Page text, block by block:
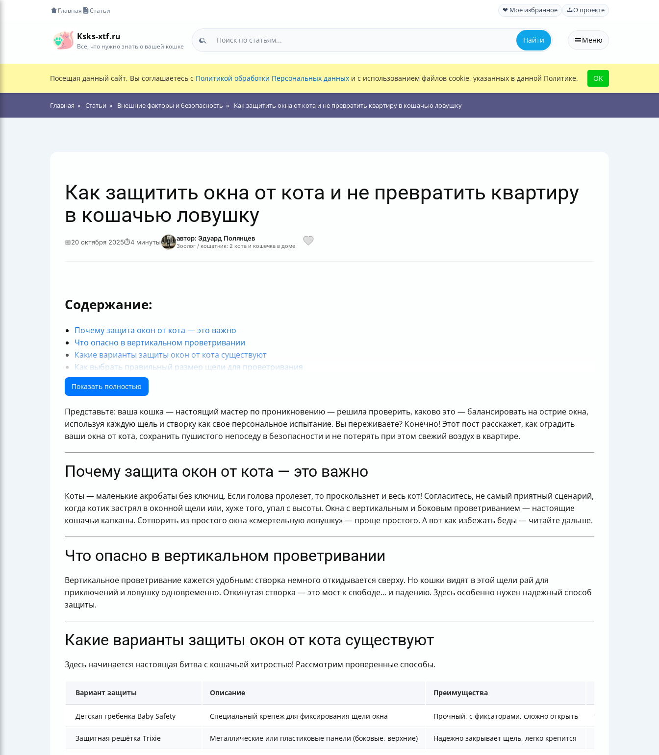
Главная Статьи ❤ Моё избранное О проекте
Ksks-xtf.ru
Все, что нужно знать о вашей кошке
Найти Меню
Посещая данный сайт, Вы соглашаетесь с Политикой обработки Персональных данных и с использованием файлов cookie, указанных в данной Политике. OK
Главная Статьи Внешние факторы и безопасность Как защитить окна от кота и не превратить квартиру в кошачью ловушку
Как защитить окна от кота и не превратить квартиру
в кошачью ловушку
📅20 октября 2025⏱4 минуты автор: Эдуард Полянцев
Зоолог / кошатник: 2 кота и кошечка в доме
Содержание:
Почему защита окон от кота — это важно
Что опасно в вертикальном проветривании
Какие варианты защиты окон от кота существуют
Как выбрать правильный размер щели для проветривания
Почему простые гребенки не спасут кота
Защитные решетки Trixie: как выбрать и установить
Если не хотите переплачивать: сделайте защиту сами
Не дайте кошке попасть в беду — будьте внимательны!
Заключение
Полезные ссылки
Показать полностью
Представьте: ваша кошка — настоящий мастер по проникновению — решила проверить, каково это — балансировать на острие окна,
используя каждую щель и створку как свое персональное испытание. Вы переживаете? Конечно! Этот пост расскажет, как оградить
ваши окна от кота, сохранить пушистого непоседу в безопасности и не потерять при этом свежий воздух в квартире.
Почему защита окон от кота — это важно
Коты — маленькие акробаты без ключиц. Если голова пролезет, то проскользнет и весь кот! Согласитесь, не самый приятный сценарий,
когда котик застрял в оконной щели или, хуже того, упал с высоты. Окна с вертикальным и боковым проветриванием — настоящие
кошачьи капканы. Сотворить из простого окна «смертельную ловушку» — проще простого. А вот как избежать беды — читайте дальше.
Что опасно в вертикальном проветривании
Вертикальное проветривание кажется удобным: створка немного откидывается сверху. Но кошки видят в этой щели рай для
приключений и ловушку одновременно. Откинутая створка — это мост к свободе... и падению. Здесь особенно нужен надежный способ
защиты.
Какие варианты защиты окон от кота существуют
Здесь начинается настоящая битва с кошачьей хитростью! Рассмотрим проверенные способы.
Вариант защиты Описание Преимущества
Детская гребенка Baby Safety Специальный крепеж для фиксирования щели окна Прочный, с фиксаторами, сложно открыть Требует
Защитная решётка Trixie Металлические или пластиковые панели (боковые, верхние) Надежно закрывает щель, легко крепится